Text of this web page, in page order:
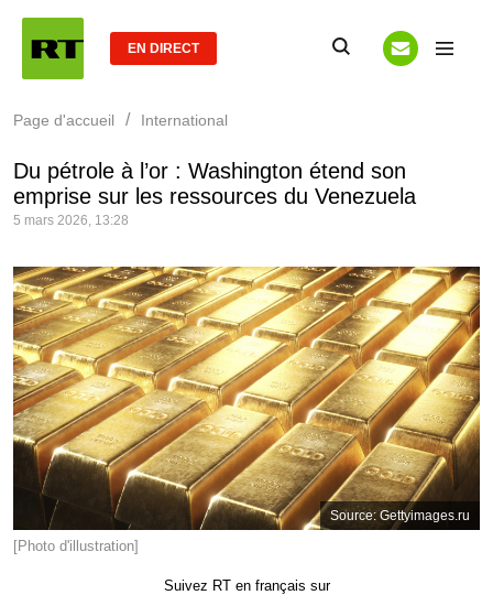
EN DIRECT
Page d'accueil / International
Du pétrole à l’or : Washington étend son
emprise sur les ressources du Venezuela
5 mars 2026, 13:28
Source: Gettyimages.ru
[Photo d'illustration]
Suivez RT en français sur